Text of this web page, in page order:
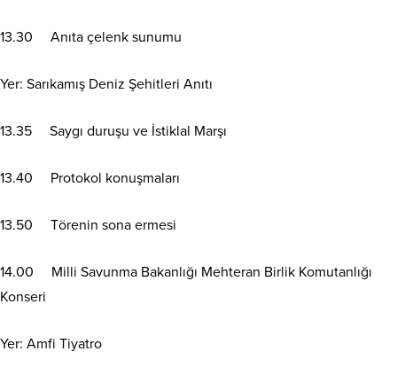
13.30 Anıta çelenk sunumu
Yer: Sarıkamış Deniz Şehitleri Anıtı
13.35 Saygı duruşu ve İstiklal Marşı
13.40 Protokol konuşmaları
13.50 Törenin sona ermesi
14.00 Milli Savunma Bakanlığı Mehteran Birlik Komutanlığı
Konseri
Yer: Amfi Tiyatro